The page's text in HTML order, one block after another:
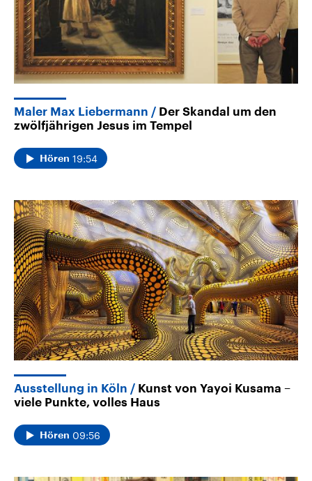
Maler Max Liebermann
Der Skandal um den
zwölfjährigen Jesus im Tempel
Hören 19:54
Ausstellung in Köln
Kunst von Yayoi Kusama –
viele Punkte, volles Haus
Hören 09:56